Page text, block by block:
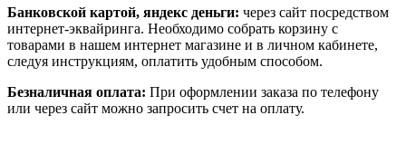
Банковской картой, яндекс деньги: через сайт посредством
интернет-эквайринга. Необходимо собрать корзину с
товарами в нашем интернет магазине и в личном кабинете,
следуя инструкциям, оплатить удобным способом.
Безналичная оплата: При оформлении заказа по телефону
или через сайт можно запросить счет на оплату.